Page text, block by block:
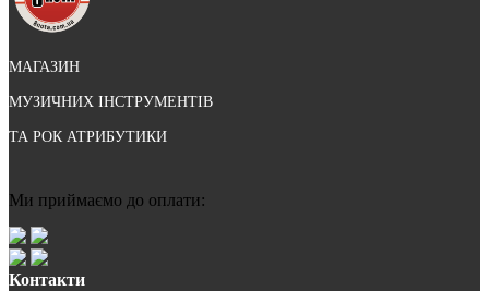
МАГАЗИН
МУЗИЧНИХ ІНСТРУМЕНТІВ
ТА РОК АТРИБУТИКИ
Ми приймаємо до оплати:
Контакти